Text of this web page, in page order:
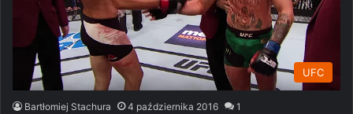
UFC
Bartłomiej Stachura 4 października 2016 1